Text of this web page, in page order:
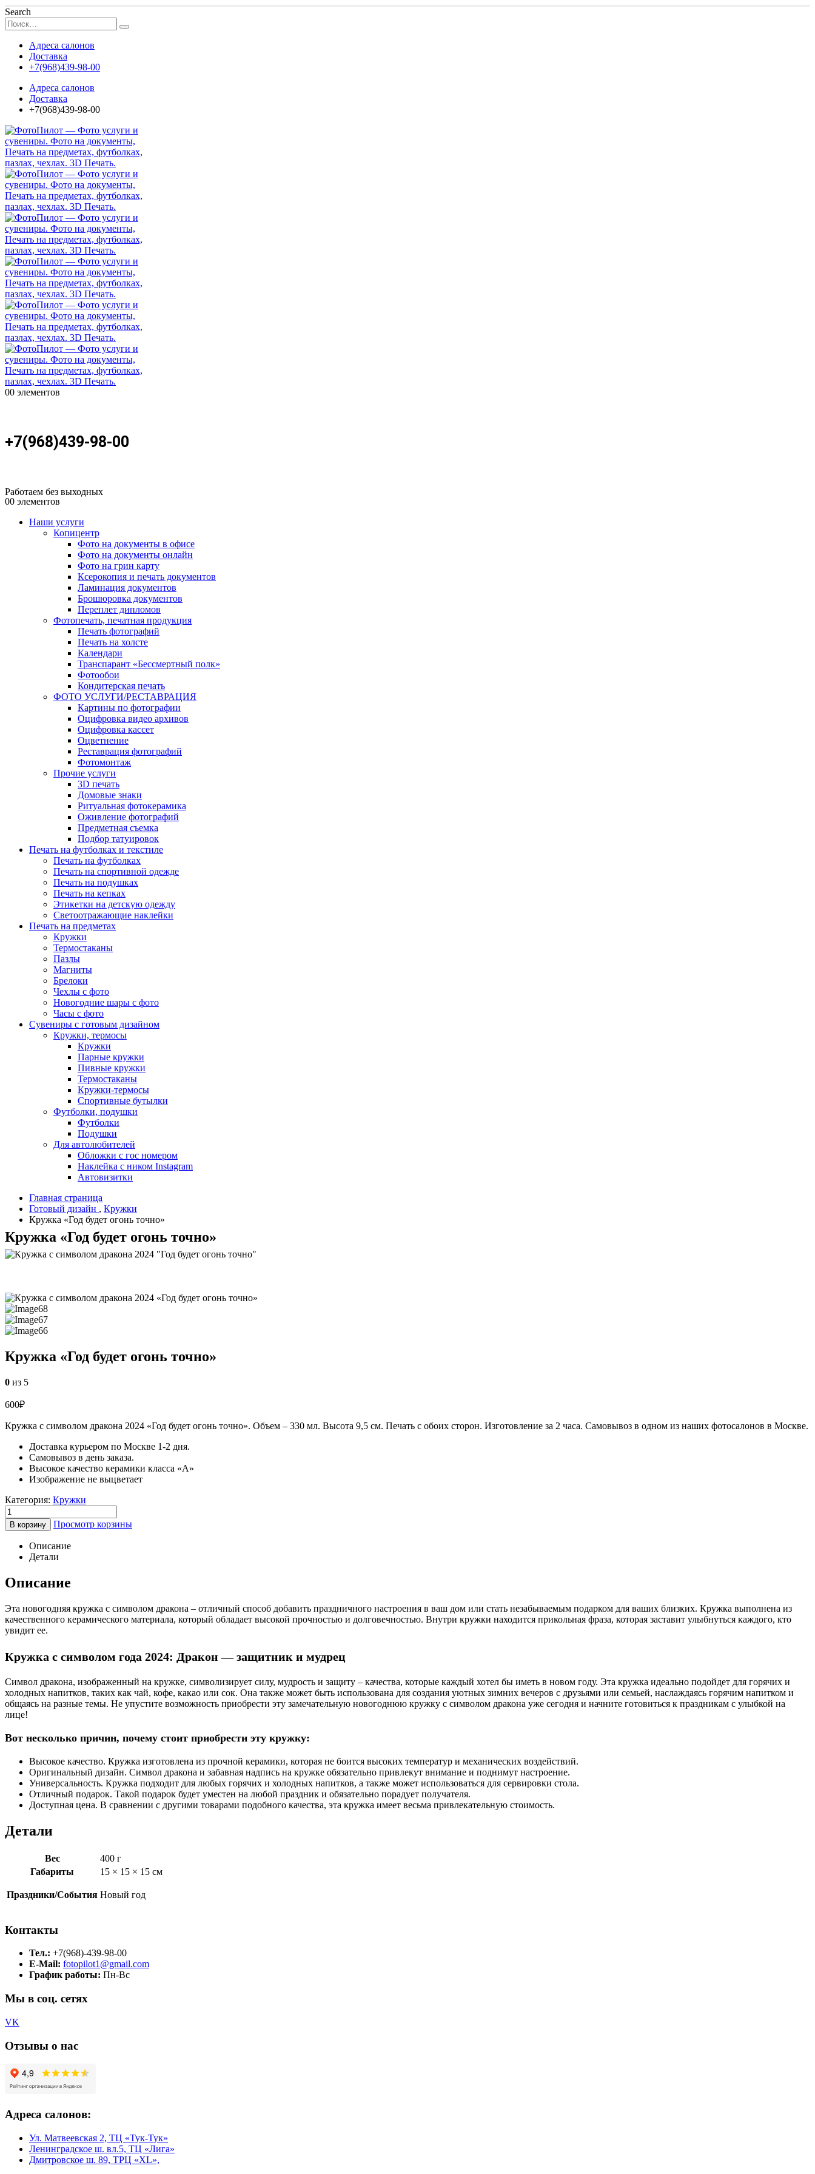
Search
Адреса салонов
Доставка
+7(968)439-98-00
Адреса салонов
Доставка
+7(968)439-98-00
00 элементов
+7(968)439-98-00
Работаем без выходных
00 элементов
Наши услуги
Копицентр
Фото на документы в офисе
Фото на документы онлайн
Фото на грин карту
Ксерокопия и печать документов
Ламинация документов
Брошюровка документов
Переплет дипломов
Фотопечать, печатная продукция
Печать фотографий
Печать на холсте
Календари
Транспарант «Бессмертный полк»
Фотообои
Кондитерская печать
ФОТО УСЛУГИ/РЕСТАВРАЦИЯ
Картины по фотографии
Оцифровка видео архивов
Оцифровка кассет
Оцветнение
Реставрация фотографий
Фотомонтаж
Прочие услуги
3D печать
Домовые знаки
Ритуальная фотокерамика
Оживление фотографий
Предметная съемка
Подбор татуировок
Печать на футболках и текстиле
Печать на футболках
Печать на спортивной одежде
Печать на подушках
Печать на кепках
Этикетки на детскую одежду
Светоотражающие наклейки
Печать на предметах
Кружки
Термостаканы
Пазлы
Магниты
Брелоки
Чехлы с фото
Новогодние шары с фото
Часы с фото
Сувениры с готовым дизайном
Кружки, термосы
Кружки
Парные кружки
Пивные кружки
Термостаканы
Кружки-термосы
Спортивные бутылки
Футболки, подушки
Футболки
Подушки
Для автолюбителей
Обложки с гос номером
Наклейка с ником Instagram
Автовизитки
Главная страница
Готовый дизайн , Кружки
Кружка «Год будет огонь точно»
Кружка «Год будет огонь точно»
Кружка «Год будет огонь точно»
0 из 5
600₽
Кружка с символом дракона 2024 «Год будет огонь точно». Объем – 330 мл. Высота 9,5 см. Печать с обоих сторон. Изготовление за 2 часа. Самовывоз в одном из наших фотосалонов в Москве.
Доставка курьером по Москве 1-2 дня.
Самовывоз в день заказа.
Высокое качество керамики класса «А»
Изображение не выцветает
Категория: Кружки
В корзину Просмотр корзины
Описание
Детали
Описание
Эта новогодняя кружка с символом дракона – отличный способ добавить праздничного настроения в ваш дом или стать незабываемым подарком для ваших близких. Кружка выполнена из
качественного керамического материала, который обладает высокой прочностью и долговечностью. Внутри кружки находится прикольная фраза, которая заставит улыбнуться каждого, кто
увидит ее.
Кружка с символом года 2024: Дракон — защитник и мудрец
Символ дракона, изображенный на кружке, символизирует силу, мудрость и защиту – качества, которые каждый хотел бы иметь в новом году. Эта кружка идеально подойдет для горячих и
холодных напитков, таких как чай, кофе, какао или сок. Она также может быть использована для создания уютных зимних вечеров с друзьями или семьей, наслаждаясь горячим напитком и
общаясь на разные темы. Не упустите возможность приобрести эту замечательную новогоднюю кружку с символом дракона уже сегодня и начните готовиться к праздникам с улыбкой на
лице!
Вот несколько причин, почему стоит приобрести эту кружку:
Высокое качество. Кружка изготовлена из прочной керамики, которая не боится высоких температур и механических воздействий.
Оригинальный дизайн. Символ дракона и забавная надпись на кружке обязательно привлекут внимание и поднимут настроение.
Универсальность. Кружка подходит для любых горячих и холодных напитков, а также может использоваться для сервировки стола.
Отличный подарок. Такой подарок будет уместен на любой праздник и обязательно порадует получателя.
Доступная цена. В сравнении с другими товарами подобного качества, эта кружка имеет весьма привлекательную стоимость.
Детали
Вес
400 г
Габариты
15 × 15 × 15 см
Праздники/События Новый год
Контакты
Тел.: +7(968)-439-98-00
E-Mail: fotopilot1@gmail.com
График работы: Пн-Вс
Мы в соц. сетях
VK
Отзывы о нас
Адреса салонов:
Ул. Матвеевская 2, ТЦ «Тук-Тук»
Ленинградское ш. вл.5, ТЦ «Лига»
Дмитровское ш. 89, ТРЦ «XL»,